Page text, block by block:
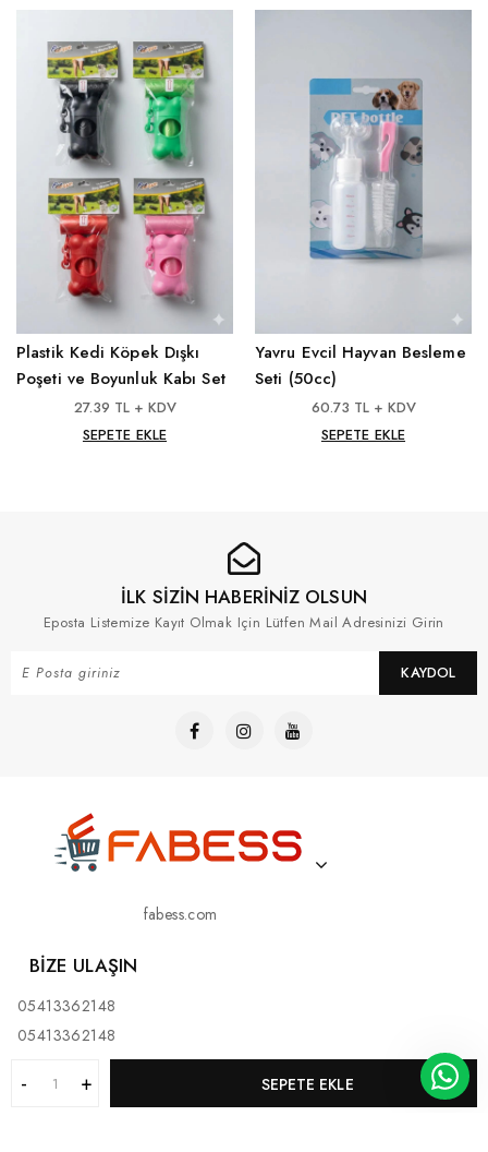
SEPETE EKLE
Plastik Kedi Köpek Dışkı
Poşeti ve Boyunluk Kabı Set
27.39 TL + KDV
SEPETE EKLE
Yavru Evcil Hayvan Besleme
Seti (50cc)
60.73 TL + KDV
SEPETE EKLE
İLK SİZİN HABERİNİZ OLSUN
Eposta Listemize Kayıt Olmak Için Lütfen Mail Adresinizi Girin
KAYDOL
fabess.com
BIZE ULAŞIN
05413362148
05413362148